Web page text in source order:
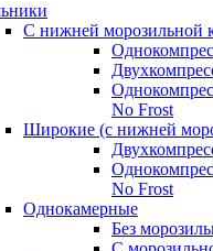
С нижней морозильной
No Frost
Широкие (с нижней
No Frost
Однокамерные
Без